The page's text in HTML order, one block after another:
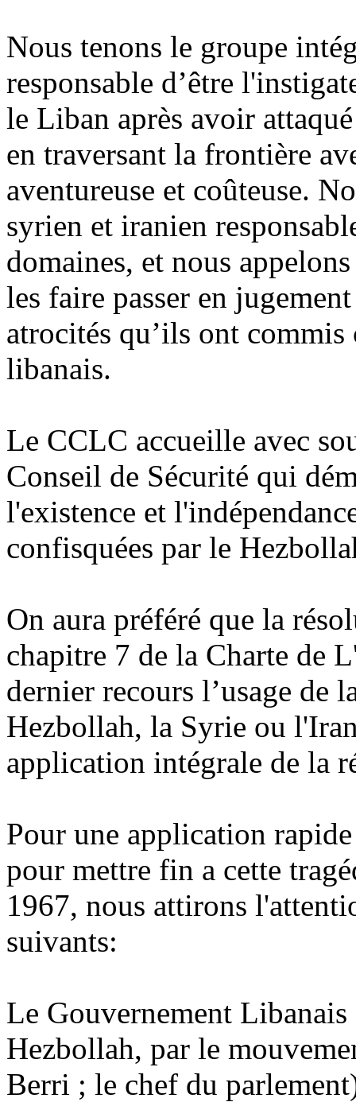
Nous tenons le groupe
responsable d’être
le Liban après avoir
en traversant la frontière
aventureuse et coûteuse.
syrien et iranien
domaines, et nous
les faire passer en
atrocités qu’ils ont
libanais.
Le CCLC accueille avec
Conseil de Sécurité qui
l'existence et
confisquées par le
On aura préféré que la
chapitre 7 de la Charte de
dernier recours l’usage de
Hezbollah, la Syrie ou
application intégrale de la
Pour une application
pour mettre fin a cette
1967, nous attirons
suivants:
Le Gouvernement
Hezbollah, par le
Berri ; le chef du